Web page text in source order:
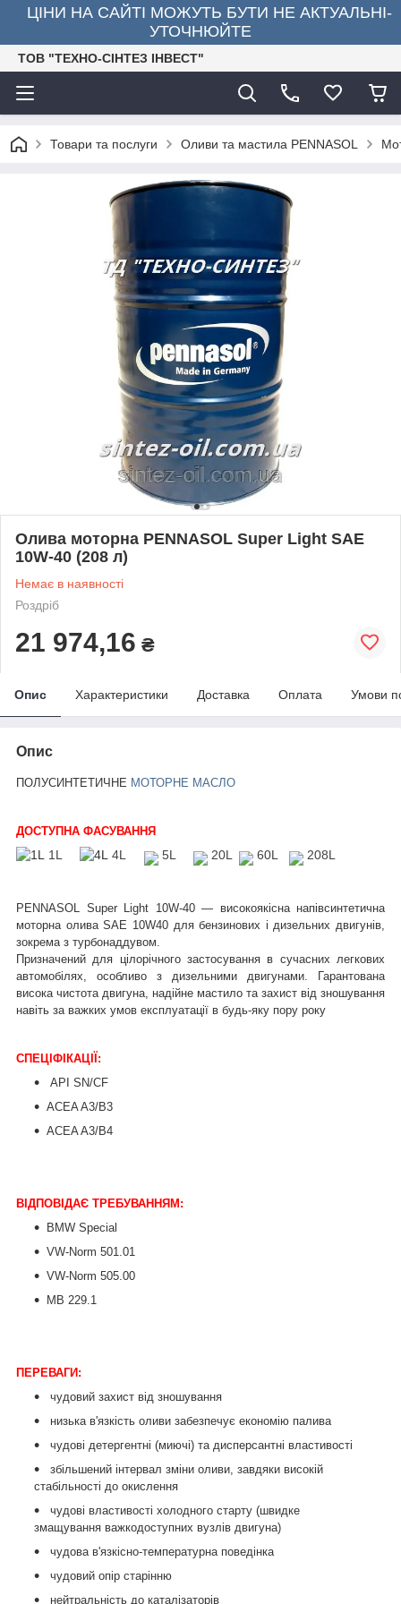
ЦІНИ НА САЙТІ МОЖУТЬ БУТИ НЕ АКТУАЛЬНІ-
УТОЧНЮЙТЕ
ТОВ "ТЕХНО-СІНТЕЗ ІНВЕСТ"
Товари та послуги Оливи та мастила PENNASOL
Олива моторна PENNASOL Super Light SAE
10W-40 (208 л)
Немає в наявності
Роздріб
21 974,16 ₴
Опис Характеристики Доставка Оплата Умови
Опис
ПОЛУСИНТЕТИЧНЕ МОТОРНЕ МАСЛО
ДОСТУПНА ФАСУВАННЯ
1L 4L 5L 20L 60L 208L
PENNASOL Super Light 10W-40 — високоякісна напівсинтетична
моторна олива SAE 10W40 для бензинових і дизельних двигунів,
зокрема з турбонаддувом.
Призначений для цілорічного застосування в сучасних легкових
автомобілях, особливо з дизельними двигунами. Гарантована
висока чистота двигуна, надійне мастило та захист від зношування
навіть за важких умов експлуатації в будь-яку пору року
СПЕЦІФІКАЦІЇ:
API SN/CF
ACEA A3/B3
ACEA A3/B4
ВІДПОВІДАЄ ТРЕБУВАННЯМ:
BMW Special
VW-Norm 501.01
VW-Norm 505.00
MB 229.1
ПЕРЕВАГИ:
чудовий захист від зношування
низька в'язкість оливи забезпечує економію палива
чудові детергентні (миючі) та дисперсантні властивості
збільшений інтервал зміни оливи, завдяки високій
стабільності до окислення
чудові властивості холодного старту (швидке
змащування важкодоступних вузлів двигуна)
чудова в'язкісно-температурна поведінка
чудовий опір старінню
нейтральність до каталізаторів